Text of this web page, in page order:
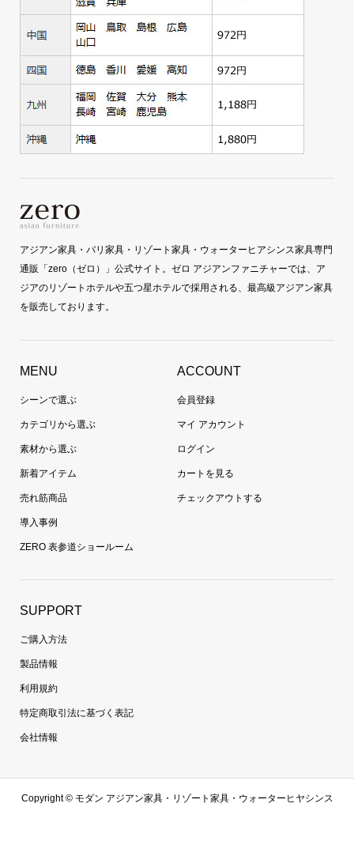
アジアン家具・バリ家具・リゾート家具・ウォーターヒアシンス家具専門
通販「zero（ゼロ）」公式サイト。ゼロ アジアンファニチャーでは、ア
ジアのリゾートホテルや五つ星ホテルで採用される、最高級アジアン家具
を販売しております。
MENU
シーンで選ぶ
カテゴリから選ぶ
素材から選ぶ
新着アイテム
売れ筋商品
導入事例
ZERO 表参道ショールーム
ACCOUNT
会員登録
マイ アカウント
ログイン
カートを見る
チェックアウトする
SUPPORT
ご購入方法
製品情報
利用規約
特定商取引法に基づく表記
会社情報
Copyright ©モダン アジアン家具・リゾート家具・ウォーターヒヤシンス